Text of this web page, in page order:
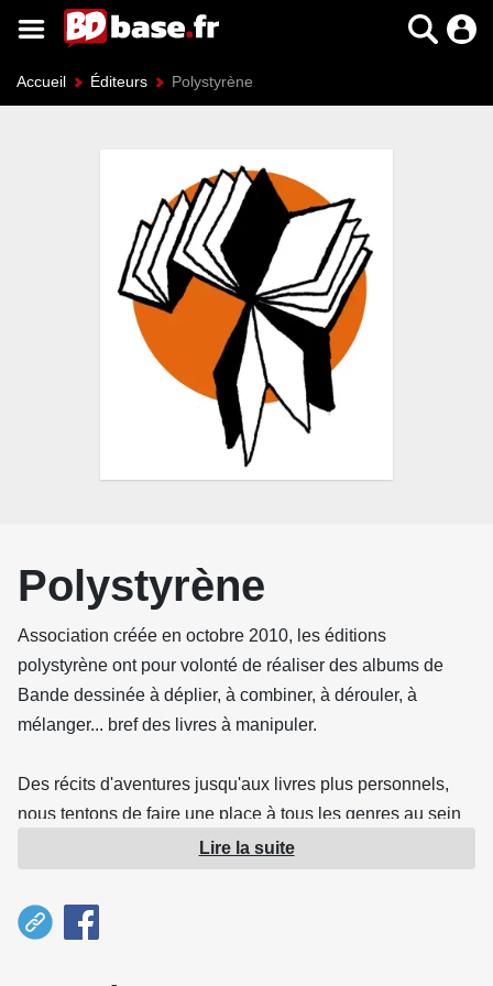
Accueil Éditeurs Polystyrène
Polystyrène
Association créée en octobre 2010, les éditions
polystyrène ont pour volonté de réaliser des albums de
Bande dessinée à déplier, à combiner, à dérouler, à
mélanger... bref des livres à manipuler.
Des récits d'aventures jusqu'aux livres plus personnels,
nous tentons de faire une place à tous les genres au sein
de notre catalogue. Toujours avec la même envie
d'expérimenter et de proposer aux lecteurs de nouvelles
formes pour raconter des histoires.
Lire la suite